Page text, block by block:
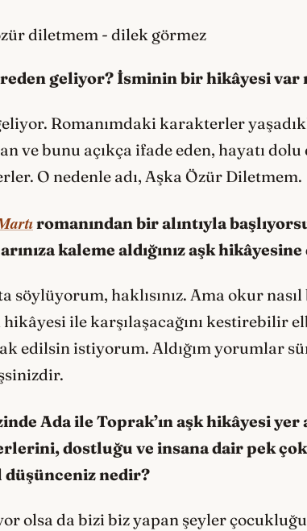
geliyor? İsminin bir hikâyesi var
Romanımdaki karakterler
ve bunu açıkça ifade eden, hayatı
O nedenle adı, Aşka Özür
romanından bir alıntıyla
kaleme aldığınız aşk
söylüyorum, haklısınız. Ama okur
ile karşılaşacağını kestirebilir
edilsin istiyorum. Aldığım yorumlar
Ada ile Toprak’ın aşk hikâyesi
dostluğu ve insana dair pek
nedir?
olsa da bizi biz yapan şeyler